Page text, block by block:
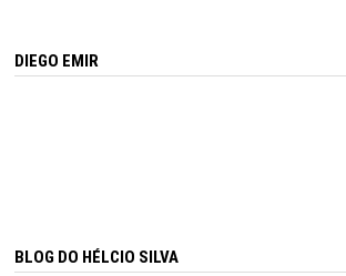
DIEGO EMIR
BLOG DO HÉLCIO SILVA